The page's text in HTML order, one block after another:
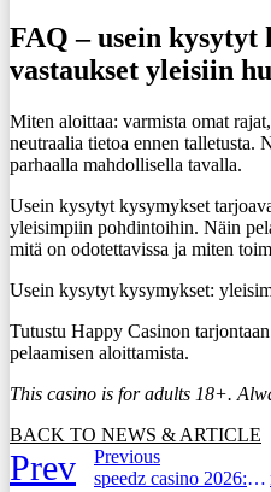
FAQ – usein kysytyt
vastaukset yleisiin
Miten aloittaa: varmista omat
neutraalia tietoa ennen talletusta.
parhaalla mahdollisella tavalla.
Usein kysytyt kysymykset
yleisimpiin pohdintoihin. Näin
mitä on odotettavissa ja miten
Usein kysytyt kysymykset:
Tutustu Happy Casinon
pelaamisen aloittamista.
This casino is for adults 18+.
BACK TO NEWS & ARTICLE
Prev
Previous
speedz casino 2026: Täydellinen aloitusopas